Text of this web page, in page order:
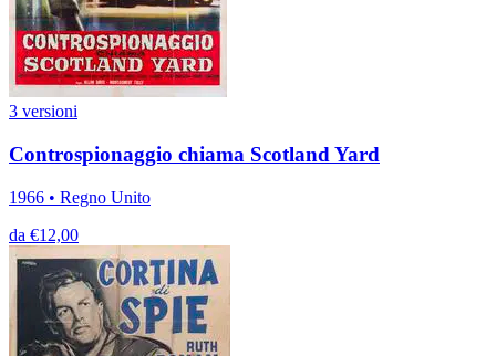
3 versioni
Controspionaggio chiama Scotland Yard
1966 • Regno Unito
da €12,00